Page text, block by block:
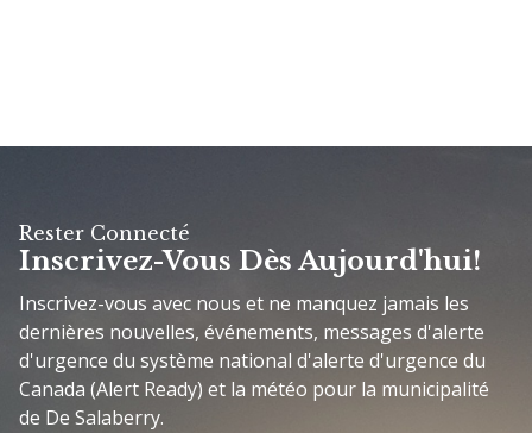
Rester Connecté
Inscrivez-Vous Dès Aujourd'hui!
Inscrivez-vous avec nous et ne manquez jamais les
dernières nouvelles, événements, messages d'alerte
d'urgence du système national d'alerte d'urgence du
Canada (Alert Ready) et la météo pour la municipalité
de De Salaberry.